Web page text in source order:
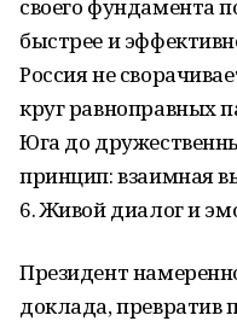
своего фундамента
быстрее и
Россия не
круг равноправных
Юга до
принцип: взаимная
6. Живой диалог и
Президент
доклада, превратив